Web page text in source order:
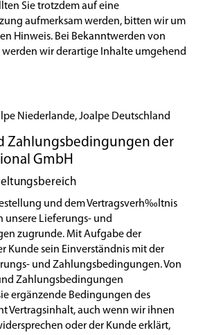
Sie trotzdem auf eine
aufmerksam werden, bitten wir um
Hinweis. Bei Bekanntwerden von
werden wir derartige Inhalte umgehend
Niederlande, Joalpe Deutschland
Zahlungsbedingungen der
GmbH
und dem Vertragsverh‰ltnis
unsere Lieferungs- und
zugrunde. Mit Aufgabe der
Kunde sein Einverständnis mit der
und Zahlungsbedingungen. Von
Zahlungsbedingungen
ergänzende Bedingungen des
Vertragsinhalt, auch wenn wir ihnen
oder der Kunde erklärt,